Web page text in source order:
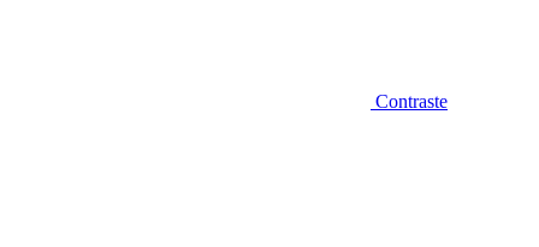
Contraste